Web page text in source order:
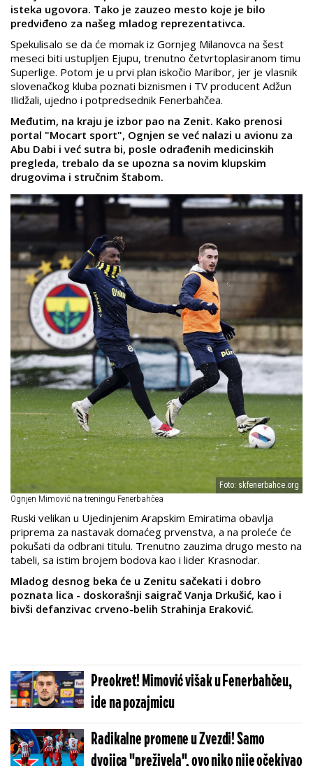
isteka ugovora. Tako je zauzeo mesto koje je bilo
predviđeno za našeg mladog reprezentativca.
Spekulisalo se da će momak iz Gornjeg Milanovca na šest
meseci biti ustupljen Ejupu, trenutno četvrtoplasiranom timu
Superlige. Potom je u prvi plan iskočio Maribor, jer je vlasnik
slovenačkog kluba poznati biznismen i TV producent Adžun
Ilidžali, ujedno i potpredsednik Fenerbahčea.
Međutim, na kraju je izbor pao na Zenit. Kako prenosi
portal "Mocart sport", Ognjen se već nalazi u avionu za
Abu Dabi i već sutra bi, posle odrađenih medicinskih
pregleda, trebalo da se upozna sa novim klupskim
drugovima i stručnim štabom.
Foto: skfenerbahce.org
Ognjen Mimović na treningu Fenerbahčea
Ruski velikan u Ujedinjenim Arapskim Emiratima obavlja
priprema za nastavak domaćeg prvenstva, a na proleće će
pokušati da odbrani titulu. Trenutno zauzima drugo mesto na
tabeli, sa istim brojem bodova kao i lider Krasnodar.
Mladog desnog beka će u Zenitu sačekati i dobro
poznata lica - doskorašnji saigrač Vanja Drkušić, kao i
bivši defanzivac crveno-belih Strahinja Eraković.
Preokret! Mimović višak u Fenerbahčeu,
ide na pozajmicu
Radikalne promene u Zvezdi! Samo
dvojica "preživela", ovo niko nije očekivao